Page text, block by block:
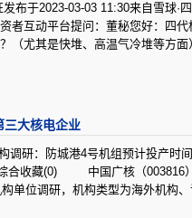
布于2023-03-03 11:30来自雪球·
者互动平台提问：董秘您好：四
（尤其是快堆、高温气冷堆等方面
三大核电企业
调研：防城港4号机组预计投产时
合收藏(0) 中国广核（003816）
单位调研，机构类型为海外机构、